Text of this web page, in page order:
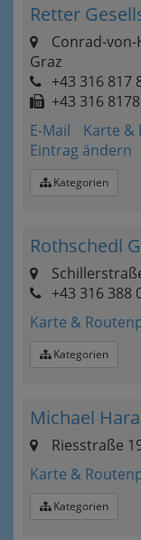
Retter
Conrad-
Graz
+43 316 817
+43 316
E-Mail
Karte &
Eintrag ändern
Kategorien
Rothschedl
+43 316 388
Karte &
Kategorien
Michael
Riesstraße
Karte &
Kategorien